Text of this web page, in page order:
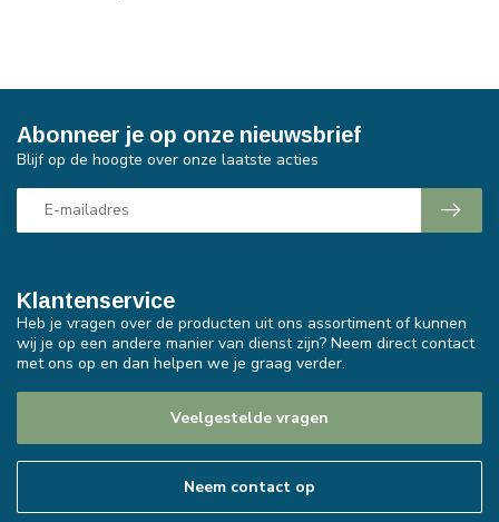
Klantenservice
Heb je vragen over de producten uit ons assortiment of kunnen
wij je op een andere manier van dienst zijn? Neem direct contact
met ons op en dan helpen we je graag verder.
Veelgestelde vragen
Neem contact op
Abonneer je op onze nieuwsbrief
Blijf op de hoogte over onze laatste acties